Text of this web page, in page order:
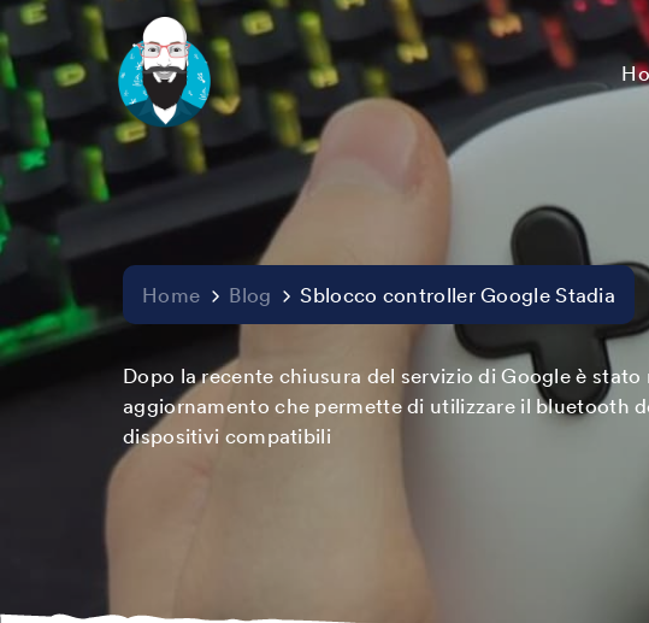
Home Blog Sblocco controller Google Stadia
Dopo la recente chiusura del servizio di Google è
aggiornamento che permette di utilizzare il bluetooth
dispositivi compatibili